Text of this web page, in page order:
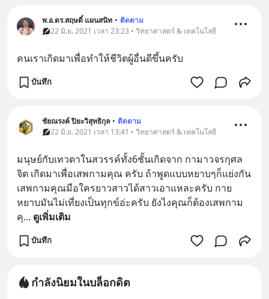
พ.อ.ดร.สฤษดิ์ แผนสนิท • ติดตาม
22 มิ.ย. 2021 เวลา 23:23 • วิทยาศาสตร์ & เทคโนโลยี
คนเราเกิดมาเพื่อทำให้ชีวิตผู้อื่นดีขึ้นครับ
บันทึก
ชัยณรงค์ ปิยะวิสุทธิกุล • ติดตาม
22 มิ.ย. 2021 เวลา 13:41 • วิทยาศาสตร์ & เทคโนโลยี
มนุษย์กับเทวดาในสวรรค์ทั้ง6ชั้นเกิดจาก กามาวจรกุศล
จิต เกิดมาเพื่อเสพกามคุณ ครับ ถ้าพูดแบบหยาบๆก็แย่งกัน
เสพกามคุณมือใครยาวสาวได้สาวเอาแหละครับ กาย
หยาบมันไม่เที่ยงเป็นทุกข์อ่ะครับ ยังไงคุณก็ต้องเสพกาม
คุ... ดูเพิ่มเติม
บันทึก
กำลังนิยมในบล็อกดิต